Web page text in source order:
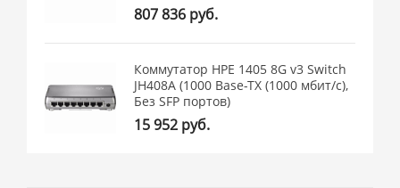
807 836 руб.
Коммутатор HPE 1405 8G v3 Switch
JH408A (1000 Base-TX (1000 мбит/с),
Без SFP портов)
15 952 руб.